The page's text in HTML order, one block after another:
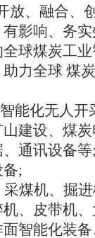
放、融合、
影响、务
球煤炭工
力全球 煤
能化无人
建设、煤
通讯设备
;
煤机、掘
、皮带机
智能化装